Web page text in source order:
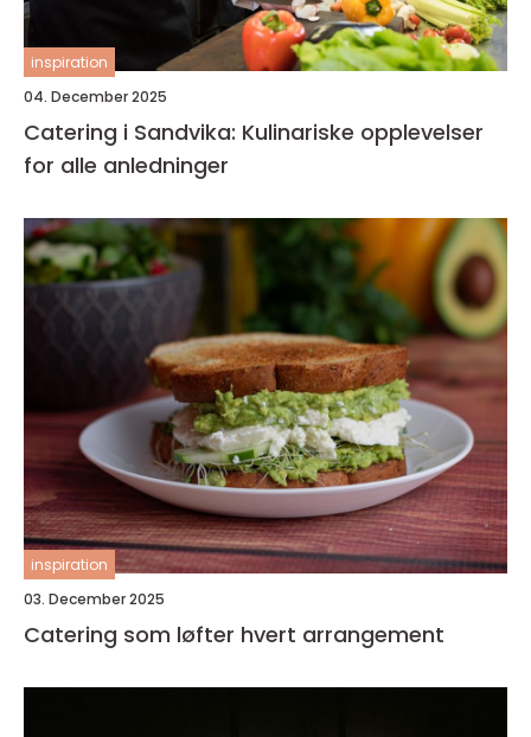
inspiration
04. December 2025
Catering i Sandvika: Kulinariske opplevelser
for alle anledninger
inspiration
03. December 2025
Catering som løfter hvert arrangement